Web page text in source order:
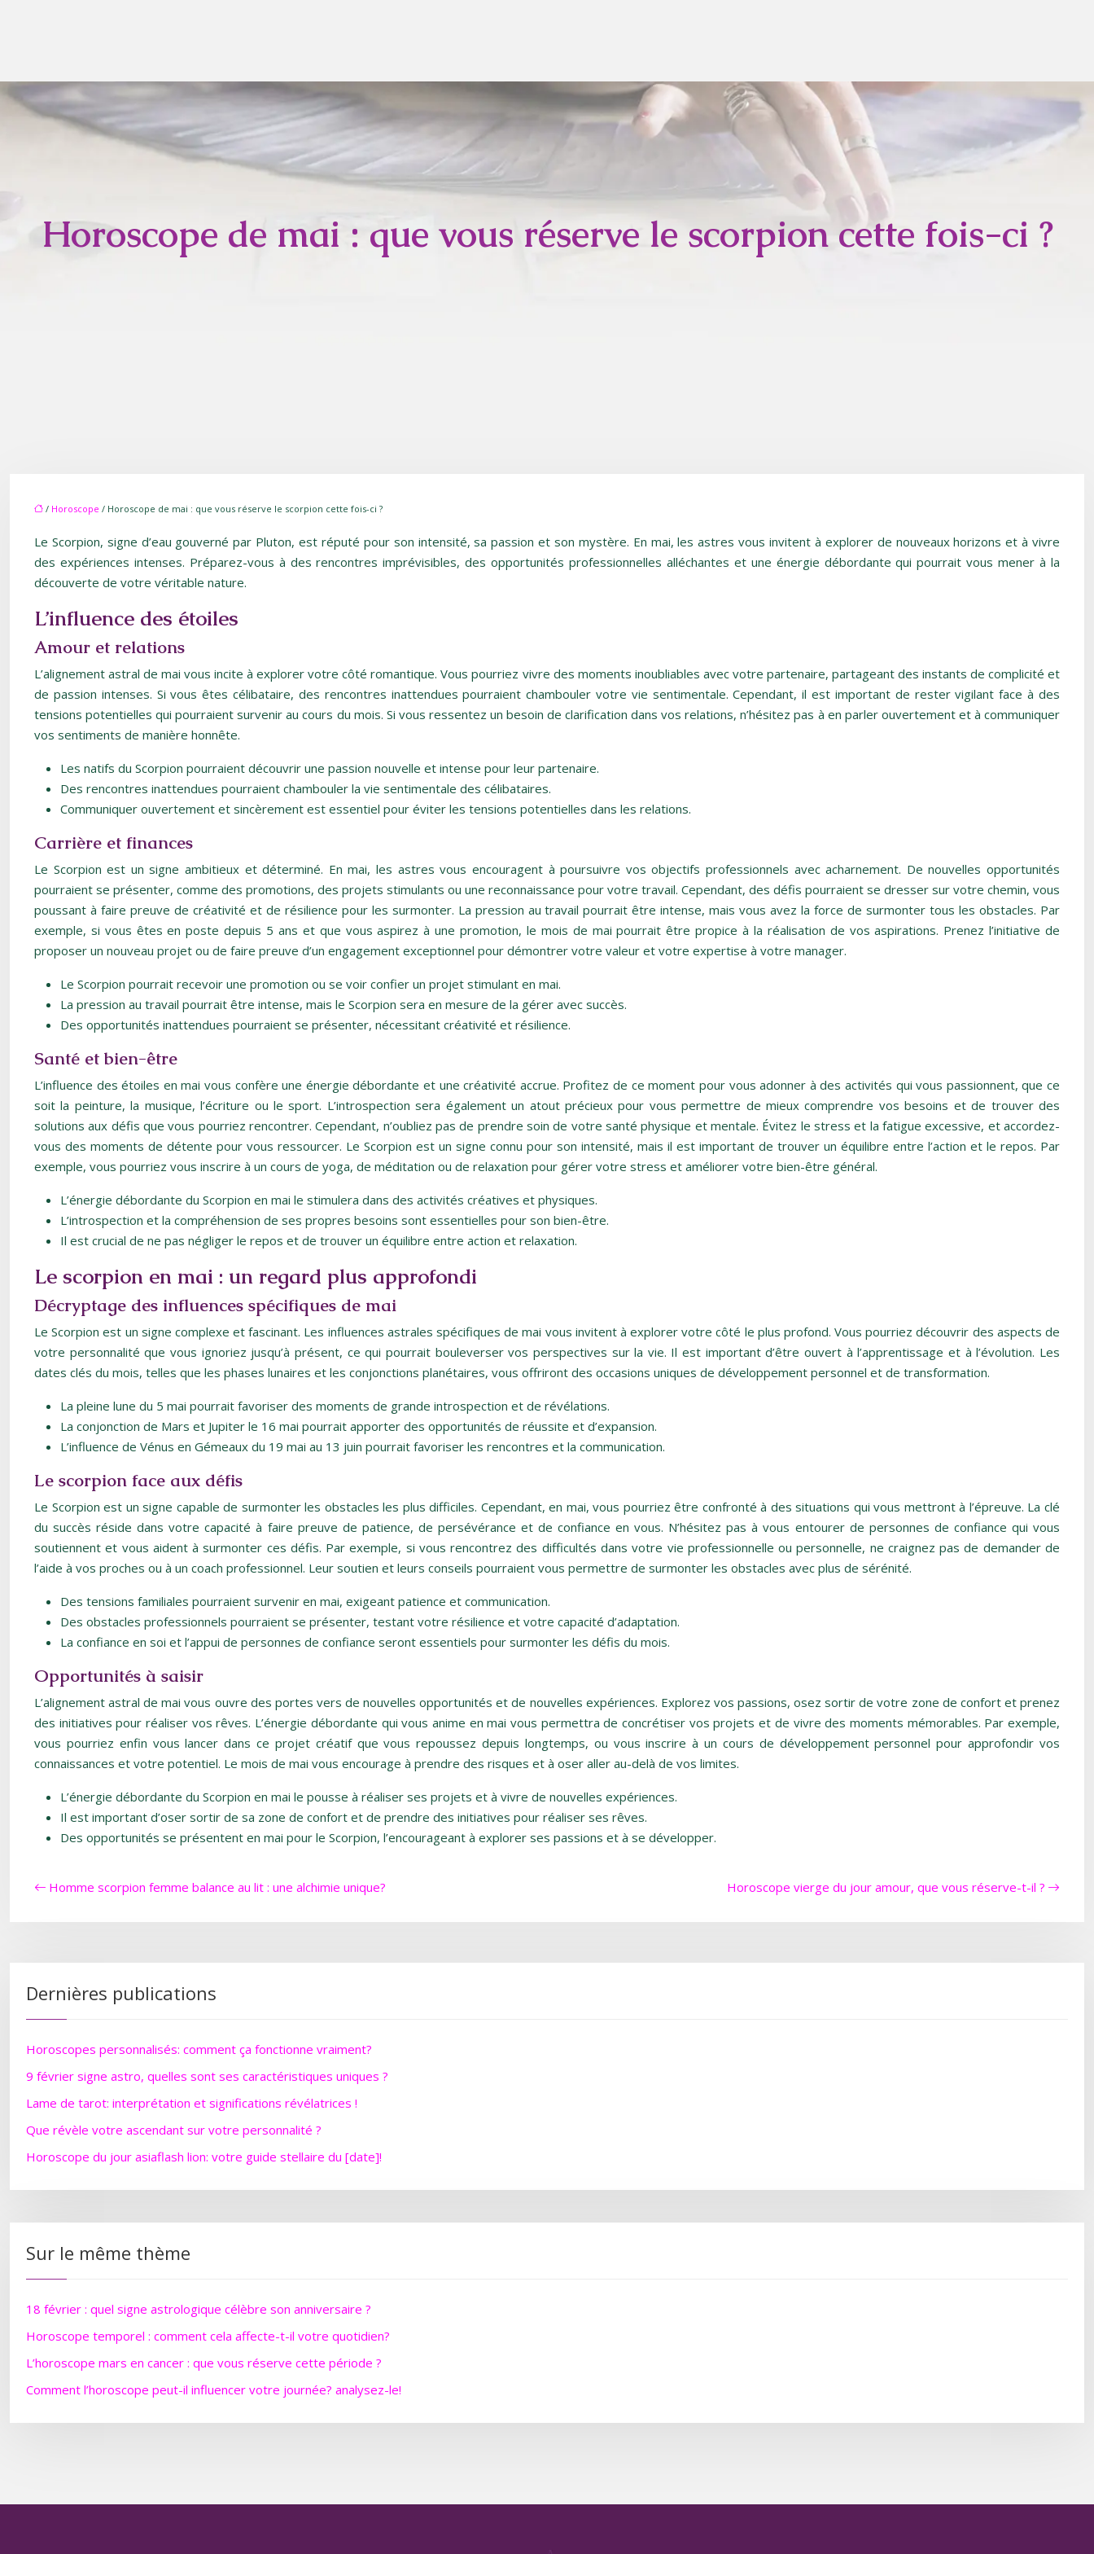
Horoscope de mai : que vous réserve le scorpion cette fois-ci ?
/ Horoscope / Horoscope de mai : que vous réserve le scorpion cette fois-ci ?
Le Scorpion, signe d’eau gouverné par Pluton, est réputé pour son intensité, sa passion et son mystère. En mai, les astres vous invitent à explorer de nouveaux horizons et à vivre
des expériences intenses. Préparez-vous à des rencontres imprévisibles, des opportunités professionnelles alléchantes et une énergie débordante qui pourrait vous mener à la
découverte de votre véritable nature.
L’influence des étoiles
Amour et relations
L’alignement astral de mai vous incite à explorer votre côté romantique. Vous pourriez vivre des moments inoubliables avec votre partenaire, partageant des instants de complicité et
de passion intenses. Si vous êtes célibataire, des rencontres inattendues pourraient chambouler votre vie sentimentale. Cependant, il est important de rester vigilant face à des
tensions potentielles qui pourraient survenir au cours du mois. Si vous ressentez un besoin de clarification dans vos relations, n’hésitez pas à en parler ouvertement et à communiquer
vos sentiments de manière honnête.
Les natifs du Scorpion pourraient découvrir une passion nouvelle et intense pour leur partenaire.
Des rencontres inattendues pourraient chambouler la vie sentimentale des célibataires.
Communiquer ouvertement et sincèrement est essentiel pour éviter les tensions potentielles dans les relations.
Carrière et finances
Le Scorpion est un signe ambitieux et déterminé. En mai, les astres vous encouragent à poursuivre vos objectifs professionnels avec acharnement. De nouvelles opportunités
pourraient se présenter, comme des promotions, des projets stimulants ou une reconnaissance pour votre travail. Cependant, des défis pourraient se dresser sur votre chemin, vous
poussant à faire preuve de créativité et de résilience pour les surmonter. La pression au travail pourrait être intense, mais vous avez la force de surmonter tous les obstacles. Par
exemple, si vous êtes en poste depuis 5 ans et que vous aspirez à une promotion, le mois de mai pourrait être propice à la réalisation de vos aspirations. Prenez l’initiative de
proposer un nouveau projet ou de faire preuve d’un engagement exceptionnel pour démontrer votre valeur et votre expertise à votre manager.
Le Scorpion pourrait recevoir une promotion ou se voir confier un projet stimulant en mai.
La pression au travail pourrait être intense, mais le Scorpion sera en mesure de la gérer avec succès.
Des opportunités inattendues pourraient se présenter, nécessitant créativité et résilience.
Santé et bien-être
L’influence des étoiles en mai vous confère une énergie débordante et une créativité accrue. Profitez de ce moment pour vous adonner à des activités qui vous passionnent, que ce
soit la peinture, la musique, l’écriture ou le sport. L’introspection sera également un atout précieux pour vous permettre de mieux comprendre vos besoins et de trouver des
solutions aux défis que vous pourriez rencontrer. Cependant, n’oubliez pas de prendre soin de votre santé physique et mentale. Évitez le stress et la fatigue excessive, et accordez-
vous des moments de détente pour vous ressourcer. Le Scorpion est un signe connu pour son intensité, mais il est important de trouver un équilibre entre l’action et le repos. Par
exemple, vous pourriez vous inscrire à un cours de yoga, de méditation ou de relaxation pour gérer votre stress et améliorer votre bien-être général.
L’énergie débordante du Scorpion en mai le stimulera dans des activités créatives et physiques.
L’introspection et la compréhension de ses propres besoins sont essentielles pour son bien-être.
Il est crucial de ne pas négliger le repos et de trouver un équilibre entre action et relaxation.
Le scorpion en mai : un regard plus approfondi
Décryptage des influences spécifiques de mai
Le Scorpion est un signe complexe et fascinant. Les influences astrales spécifiques de mai vous invitent à explorer votre côté le plus profond. Vous pourriez découvrir des aspects de
votre personnalité que vous ignoriez jusqu’à présent, ce qui pourrait bouleverser vos perspectives sur la vie. Il est important d’être ouvert à l’apprentissage et à l’évolution. Les
dates clés du mois, telles que les phases lunaires et les conjonctions planétaires, vous offriront des occasions uniques de développement personnel et de transformation.
La pleine lune du 5 mai pourrait favoriser des moments de grande introspection et de révélations.
La conjonction de Mars et Jupiter le 16 mai pourrait apporter des opportunités de réussite et d’expansion.
L’influence de Vénus en Gémeaux du 19 mai au 13 juin pourrait favoriser les rencontres et la communication.
Le scorpion face aux défis
Le Scorpion est un signe capable de surmonter les obstacles les plus difficiles. Cependant, en mai, vous pourriez être confronté à des situations qui vous mettront à l’épreuve. La clé
du succès réside dans votre capacité à faire preuve de patience, de persévérance et de confiance en vous. N’hésitez pas à vous entourer de personnes de confiance qui vous
soutiennent et vous aident à surmonter ces défis. Par exemple, si vous rencontrez des difficultés dans votre vie professionnelle ou personnelle, ne craignez pas de demander de
l’aide à vos proches ou à un coach professionnel. Leur soutien et leurs conseils pourraient vous permettre de surmonter les obstacles avec plus de sérénité.
Des tensions familiales pourraient survenir en mai, exigeant patience et communication.
Des obstacles professionnels pourraient se présenter, testant votre résilience et votre capacité d’adaptation.
La confiance en soi et l’appui de personnes de confiance seront essentiels pour surmonter les défis du mois.
Opportunités à saisir
L’alignement astral de mai vous ouvre des portes vers de nouvelles opportunités et de nouvelles expériences. Explorez vos passions, osez sortir de votre zone de confort et prenez
des initiatives pour réaliser vos rêves. L’énergie débordante qui vous anime en mai vous permettra de concrétiser vos projets et de vivre des moments mémorables. Par exemple,
vous pourriez enfin vous lancer dans ce projet créatif que vous repoussez depuis longtemps, ou vous inscrire à un cours de développement personnel pour approfondir vos
connaissances et votre potentiel. Le mois de mai vous encourage à prendre des risques et à oser aller au-delà de vos limites.
L’énergie débordante du Scorpion en mai le pousse à réaliser ses projets et à vivre de nouvelles expériences.
Il est important d’oser sortir de sa zone de confort et de prendre des initiatives pour réaliser ses rêves.
Des opportunités se présentent en mai pour le Scorpion, l’encourageant à explorer ses passions et à se développer.
Homme scorpion femme balance au lit : une alchimie unique? Horoscope vierge du jour amour, que vous réserve-t-il ?
Dernières publications
Horoscopes personnalisés: comment ça fonctionne vraiment?
9 février signe astro, quelles sont ses caractéristiques uniques ?
Lame de tarot: interprétation et significations révélatrices !
Que révèle votre ascendant sur votre personnalité ?
Horoscope du jour asiaflash lion: votre guide stellaire du [date]!
Sur le même thème
18 février : quel signe astrologique célèbre son anniversaire ?
Horoscope temporel : comment cela affecte-t-il votre quotidien?
L’horoscope mars en cancer : que vous réserve cette période ?
Comment l’horoscope peut-il influencer votre journée? analysez-le!